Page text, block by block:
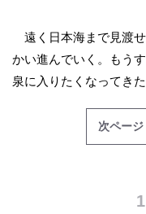
遠く日本海まで見渡
かい進んでいく。もう
泉に入りたくなってきた
次ペー
1